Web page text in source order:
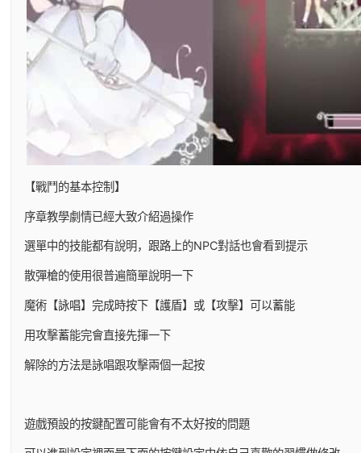
【戰鬥的基本控制】
序章教學劇情已經大致介紹過操作
選單中的技能都有說明，跟路上的NPC對話也會看到提示
散彈槍的使用很普遍簡單說明一下
魔術【詠唱】完成時按下【護盾】或【攻擊】可以蓄能
用攻擊蓄能完會直接先揮一下
解除的方法是詠唱跟攻擊兩個一起按
遊戲預設的按鍵配置可能會有不太好按的問題